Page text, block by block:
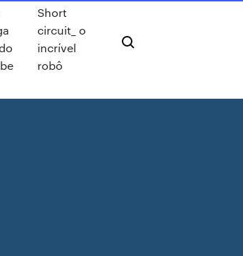
Short
circuit_ o
incrível
robô